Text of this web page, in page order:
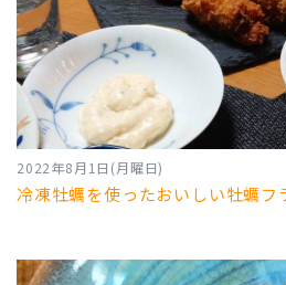
2022年8月1日(月曜日)
冷凍牡蠣を使ったおいしい牡蠣フ